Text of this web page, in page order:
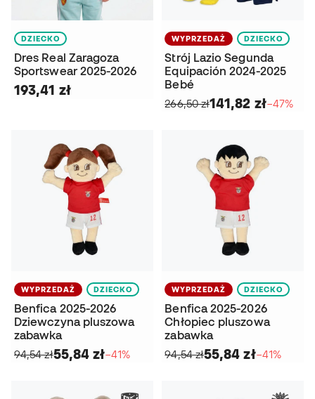
DZIECKO
Dres Real Zaragoza
Sportswear 2025-2026
193,41 zł
WYPRZEDAŻ DZIECKO
Strój Lazio Segunda
Equipación 2024-2025
Bebé
266,50 zł141,82 zł−47%
WYPRZEDAŻ DZIECKO
Benfica 2025-2026
Dziewczyna pluszowa
zabawka
94,54 zł55,84 zł−41%
WYPRZEDAŻ DZIECKO
Benfica 2025-2026
Chłopiec pluszowa
zabawka
94,54 zł55,84 zł−41%